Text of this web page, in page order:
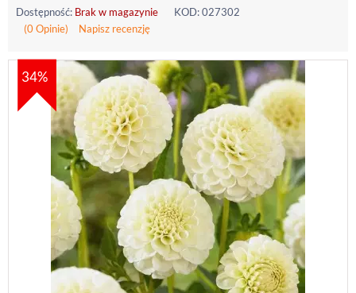
Dostępność: Brak w magazynie KOD:027302
(0 Opinie)
Napisz recenzję
34%